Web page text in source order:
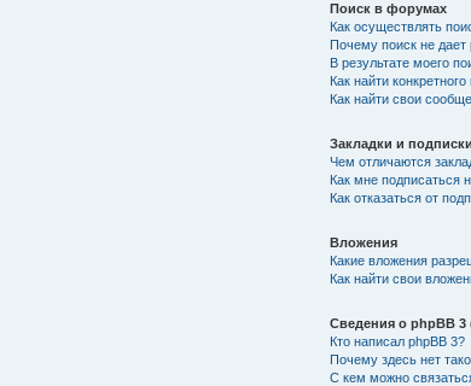
Поиск в форумах
Как осуществлять
Почему поиск не дает
В результате моего
Как найти
Как найти свои
Закладки и
Чем отличаются
Как мне подписаться
Как отказаться от
Вложения
Какие вложения
Как найти свои
Сведения о phpBB 3
Кто написал phpBB 3?
Почему здесь нет
С кем можно